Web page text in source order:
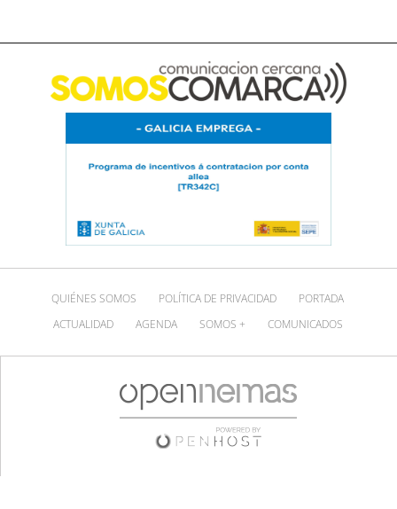
QUIÉNES SOMOS POLÍTICA DE PRIVACIDAD
PORTADA
ACTUALIDAD
AGENDA SOMOS + COMUNICADOS